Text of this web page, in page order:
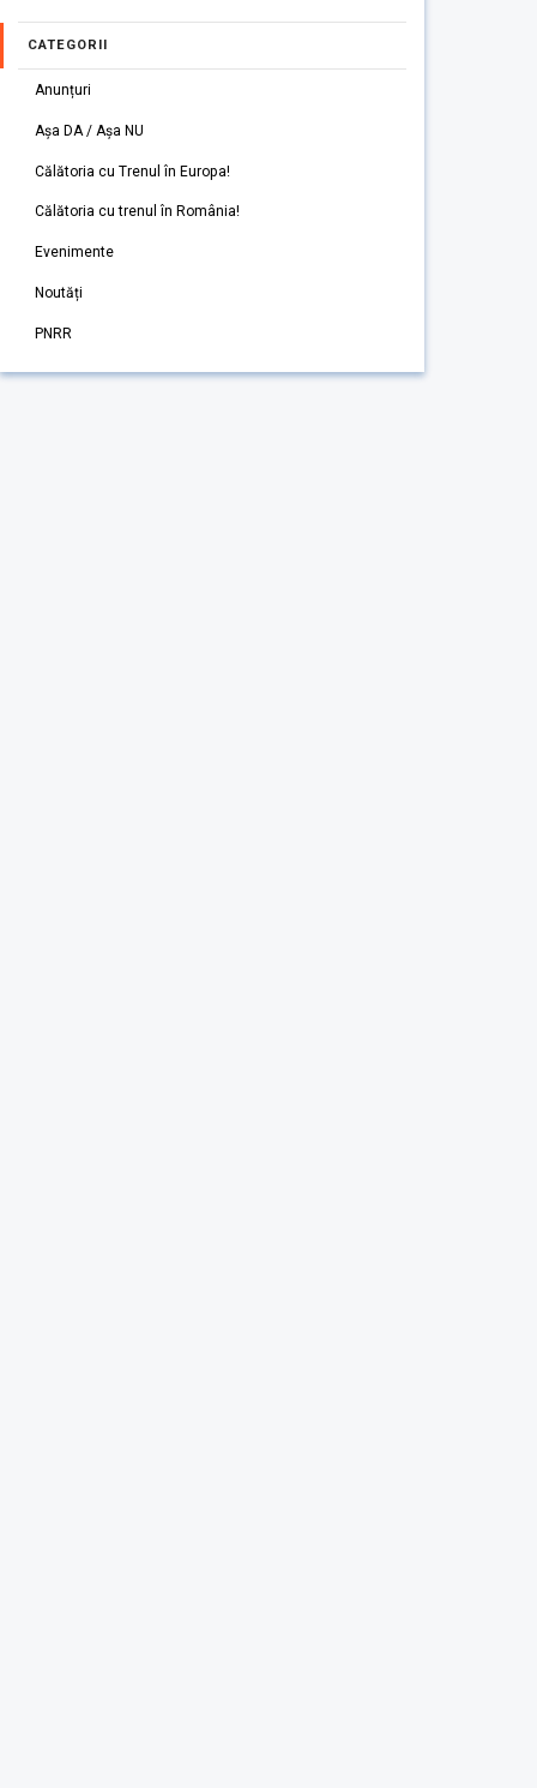
CATEGORII
Anunțuri
Așa DA / Așa NU
Călătoria cu Trenul în Europa!
Călătoria cu trenul în România!
Evenimente
Noutăți
PNRR